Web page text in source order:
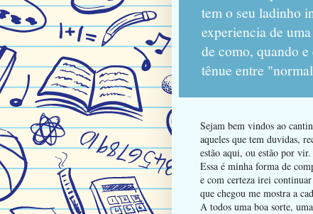
tem o seu ladinho
experiencia de
de como, quando
tênue entre
Sejam bem vindos ao
aqueles que tem duvidas,
estão aqui, ou estão por vir.
Essa é minha forma de
e com certeza irei
que chegou me mostra a
A todos uma boa sorte,